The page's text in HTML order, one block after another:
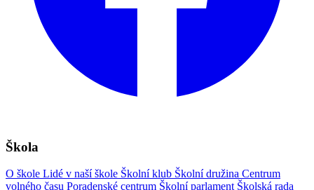
Škola
O škole Lidé v naší škole Školní klub Školní družina Centrum
volného času Poradenské centrum Školní parlament Školská rada